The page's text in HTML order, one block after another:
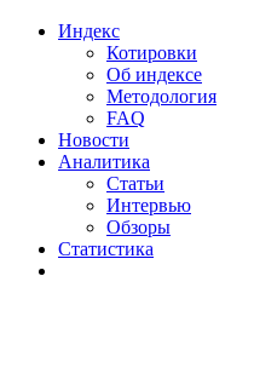
Индекс
Котировки
Об индексе
Методология
FAQ
Новости
Аналитика
Статьи
Интервью
Обзоры
Статистика